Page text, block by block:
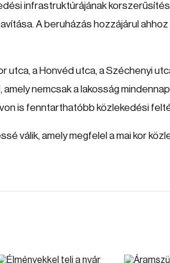
infrastruktúrájának
A beruházás hozzájárul ahhoz
utca, a Honvéd utca, a Széchenyi
nemcsak a lakosság
is fenntarthatóbb közlekedési
válik, amely megfelel a mai kor